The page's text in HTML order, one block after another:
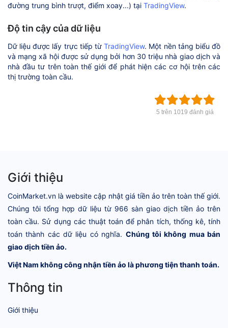
đường trung bình trượt, điểm xoay...) tại TradingView.
Độ tin cậy của dữ liệu
Dữ liệu được lấy trực tiếp từTradingView. Một nền tảng biểu đồ
và mạng xã hội được sử dụng bởi hơn 30 triệu nhà giao dịch và
nhà đầu tư trên toàn thế giới để phát hiện các cơ hội trên các
thị trường toàn cầu.
5 trên 1019 đánh giá
Giới thiệu
CoinMarket.vn là website cập nhật giá tiền ảo trên toàn thế giới.
Chúng tôi tổng hợp dữ liệu từ 966 sàn giao dịch tiền ảo trên
toàn cầu. Sử dụng các thuật toán để phân tích, thống kê, tính
toán thành các dữ liệu có nghĩa. Chúng tôi không mua bán
giao dịch tiền ảo.
Việt Nam không công nhận tiền ảo là phương tiện thanh toán.
Thông tin
Giới thiệu